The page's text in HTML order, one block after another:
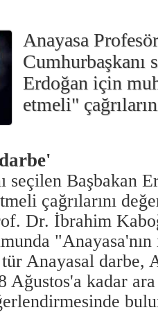
Anayasa
Cumhurbaşkanı
Erdoğan için
etmeli"
seçilen Başbakan
çağrılarını
Dr. İbrahim
Anayasal darbe,
Ağustos'a kadar